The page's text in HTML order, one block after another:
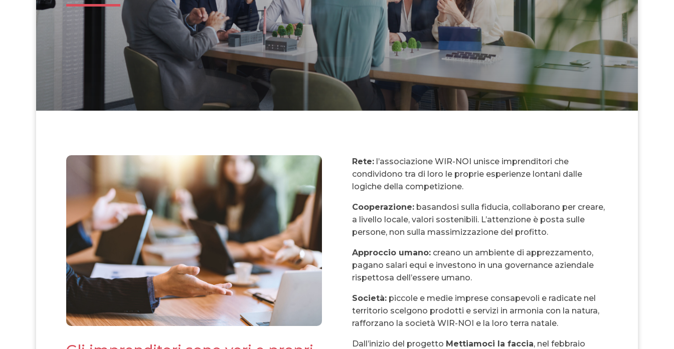
Rete:l’associazione WIR-NOI unisce imprenditori che
condividono tra di loro le proprie esperienze lontani dalle
logiche della competizione.
Cooperazione:basandosi sulla fiducia, collaborano per creare,
a livello locale, valori sostenibili. L’attenzione è posta sulle
persone, non sulla massimizzazione del profitto.
Approccio umano:creano un ambiente di apprezzamento,
pagano salari equi e investono in una governance aziendale
rispettosa dell’essere umano.
Società:piccole e medie imprese consapevoli e radicate nel
territorio scelgono prodotti e servizi in armonia con la natura,
rafforzano la società WIR-NOI e la loro terra natale.
Dall’inizio del progetto Mettiamoci la faccia, nel febbraio